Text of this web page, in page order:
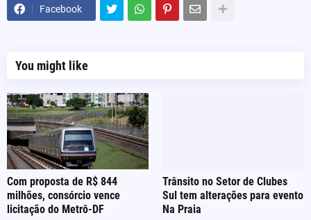
Facebook
You might like
Com proposta de R$ 844
milhões, consórcio vence
licitação do Metrô-DF
Trânsito no Setor de Clubes
Sul tem alterações para evento
Na Praia